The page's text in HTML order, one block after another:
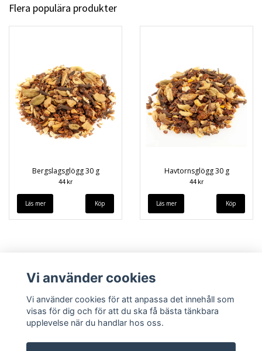
Flera populära produkter
Bergslagsglögg 30 g
44 kr
Läs mer
Havtornsglögg 30 g
44 kr
Läs mer
Köpvillkor Kontakt
Vi använder cookies
Vi använder cookies för att anpassa det innehåll som
visas för dig och för att du ska få bästa tänkbara
upplevelse när du handlar hos oss.